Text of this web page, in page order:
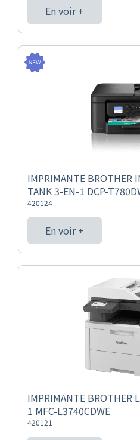
En voir +
IMPRIMANTE BROTHER
TANK 3-EN-1 DCP-
420124
En voir +
IMPRIMANTE BROTHER
1 MFC-L3740CDWE
420121